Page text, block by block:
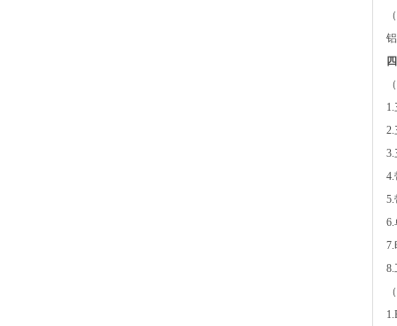
2.
3.
4.
5.
6.
8.